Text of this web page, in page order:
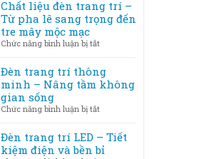
diện
tích
đèn
trang
Halogen
–
nào
hơn?
Chất liệu đèn trang trí –
Từ pha lê sang trọng đến
tre mây mộc mạc
Chức năng bình luận bị tắtở
đèn
trang
pha
lê
Đèn trang trí thông
minh – Nâng tầm không
gian sống
Chức năng bình luận bị tắtở
trang
trí
thông
Đèn trang trí LED – Tiết
kiệm điện và bền bỉ